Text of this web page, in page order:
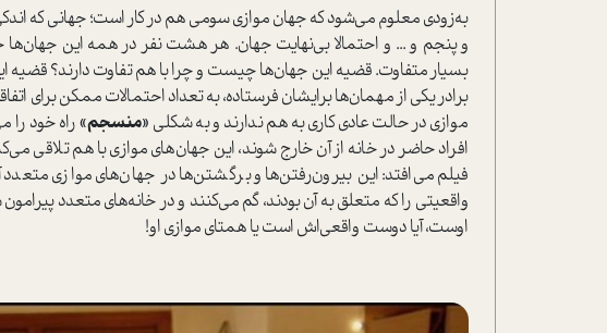
به‌زودی معلوم می‌شود که جهان موازی سومی هم در کار است؛ جهانی که
و پنجم و ... و احتمالا بی‌نهایت جهان. هر هشت نفر در همه این جهان‌ها
بسیار متفاوت. قضیه این جهان‌ها چیست و چرا با هم تفاوت دارند؟ قضیه
برادر یکی از مهمان‌ها برایشان فرستاده، به تعداد احتمالات ممکن برای
موازی در حالت عادی کاری به هم ندارند و به شکلی «منسجم»راه خود را
افراد حاضر در خانه از آن خارج شوند، این جهان‌های موازی با هم تلاقی
فیلم می‌افتد: این بیرون‌رفتن‌ها و برگشتن‌ها در جهان‌های موازی
واقعیتی را که متعلق به آن بودند، گم می‌کنند و در خانه‌های متعدد
اوست، آیا دوست واقعی‌اش است یا همتای موازی او!